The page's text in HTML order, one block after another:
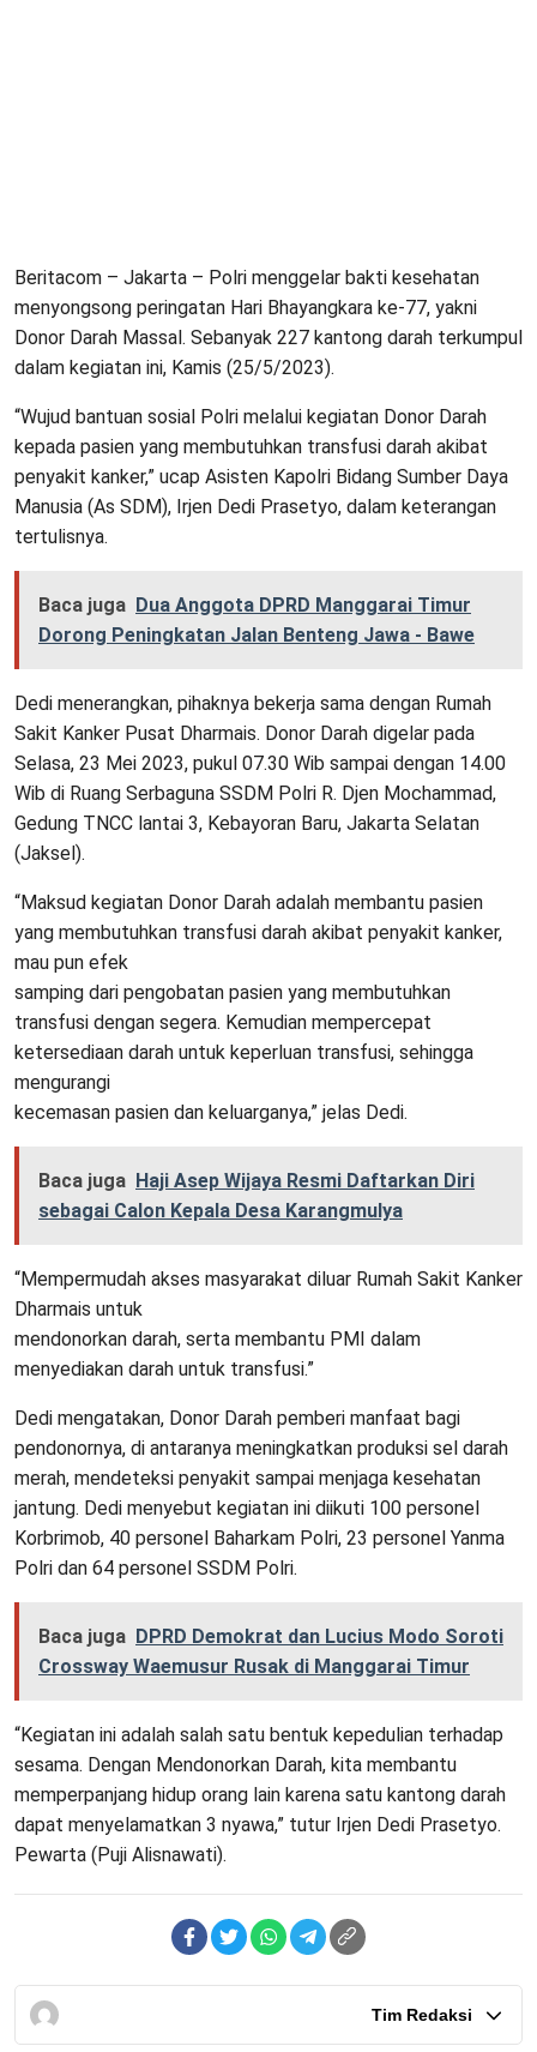
Beritacom – Jakarta – Polri menggelar bakti kesehatan
menyongsong peringatan Hari Bhayangkara ke-77, yakni
Donor Darah Massal. Sebanyak 227 kantong darah terkumpul
dalam kegiatan ini, Kamis (25/5/2023).
“Wujud bantuan sosial Polri melalui kegiatan Donor Darah
kepada pasien yang membutuhkan transfusi darah akibat
penyakit kanker,” ucap Asisten Kapolri Bidang Sumber Daya
Manusia (As SDM), Irjen Dedi Prasetyo, dalam keterangan
tertulisnya.
Baca juga Dua Anggota DPRD Manggarai Timur
Dorong Peningkatan Jalan Benteng Jawa - Bawe
Dedi menerangkan, pihaknya bekerja sama dengan Rumah
Sakit Kanker Pusat Dharmais. Donor Darah digelar pada
Selasa, 23 Mei 2023, pukul 07.30 Wib sampai dengan 14.00
Wib di Ruang Serbaguna SSDM Polri R. Djen Mochammad,
Gedung TNCC lantai 3, Kebayoran Baru, Jakarta Selatan
(Jaksel).
“Maksud kegiatan Donor Darah adalah membantu pasien
yang membutuhkan transfusi darah akibat penyakit kanker,
mau pun efek
samping dari pengobatan pasien yang membutuhkan
transfusi dengan segera. Kemudian mempercepat
ketersediaan darah untuk keperluan transfusi, sehingga
mengurangi
kecemasan pasien dan keluarganya,” jelas Dedi.
Baca juga Haji Asep Wijaya Resmi Daftarkan Diri
sebagai Calon Kepala Desa Karangmulya
“Mempermudah akses masyarakat diluar Rumah Sakit Kanker
Dharmais untuk
mendonorkan darah, serta membantu PMI dalam
menyediakan darah untuk transfusi.”
Dedi mengatakan, Donor Darah pemberi manfaat bagi
pendonornya, di antaranya meningkatkan produksi sel darah
merah, mendeteksi penyakit sampai menjaga kesehatan
jantung. Dedi menyebut kegiatan ini diikuti 100 personel
Korbrimob, 40 personel Baharkam Polri, 23 personel Yanma
Polri dan 64 personel SSDM Polri.
Baca juga DPRD Demokrat dan Lucius Modo Soroti
Crossway Waemusur Rusak di Manggarai Timur
“Kegiatan ini adalah salah satu bentuk kepedulian terhadap
sesama. Dengan Mendonorkan Darah, kita membantu
memperpanjang hidup orang lain karena satu kantong darah
dapat menyelamatkan 3 nyawa,” tutur Irjen Dedi Prasetyo.
Pewarta (Puji Alisnawati).
Tim Redaksi